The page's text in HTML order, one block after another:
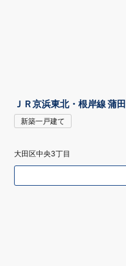
ＪＲ京浜東北・根岸線 蒲田
新築一戸建て
大田区中央3丁目